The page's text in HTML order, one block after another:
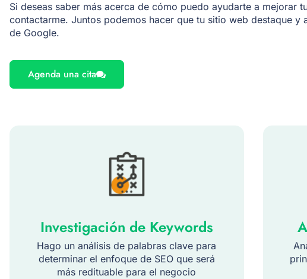
Si deseas saber más acerca de cómo puedo ayudarte a mejorar
contactarme. Juntos podemos hacer que tu sitio web destaque y
de Google.
Agenda una cita
Investigación de Keywords
Hago un análisis de palabras clave para
determinar el enfoque de SEO que será
más redituable para el negocio